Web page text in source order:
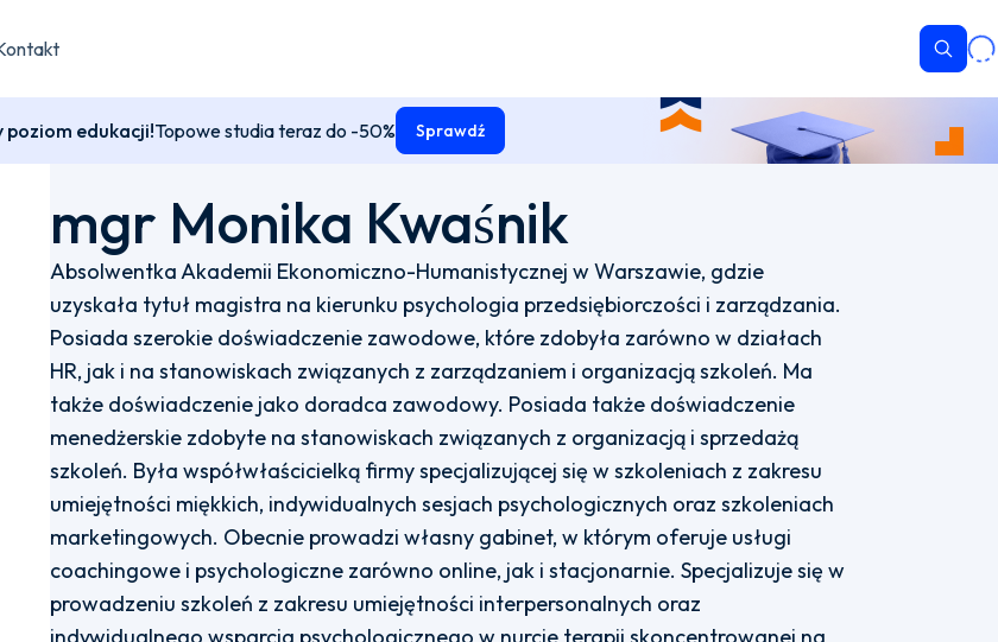
poziom edukacji!Topowe studia teraz do -50% Sprawdź
mgr Monika Kwaśnik
Absolwentka Akademii Ekonomiczno-Humanistycznej w Warszawie, gdzie
uzyskała tytuł magistra na kierunku psychologia przedsiębiorczości i zarządzania.
Posiada szerokie doświadczenie zawodowe, które zdobyła zarówno w działach
HR, jak i na stanowiskach związanych z zarządzaniem i organizacją szkoleń. Ma
także doświadczenie jako doradca zawodowy. Posiada także doświadczenie
menedżerskie zdobyte na stanowiskach związanych z organizacją i sprzedażą
szkoleń. Była współwłaścicielką firmy specjalizującej się w szkoleniach z zakresu
umiejętności miękkich, indywidualnych sesjach psychologicznych oraz szkoleniach
marketingowych. Obecnie prowadzi własny gabinet, w którym oferuje usługi
coachingowe i psychologiczne zarówno online, jak i stacjonarnie. Specjalizuje się w
prowadzeniu szkoleń z zakresu umiejętności interpersonalnych oraz